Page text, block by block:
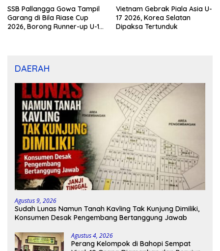
SSB Pallangga Gowa Tampil
Garang di Bila Riase Cup
2026, Borong Runner-up U-10
Vietnam Gebrak Piala Asia U-
17 2026, Korea Selatan
Dipaksa Tertunduk
DAERAH
Agustus 9, 2026
Sudah Lunas Namun Tanah Kavling Tak Kunjung Dimiliki,
Konsumen Desak Pengembang Bertanggung Jawab
Agustus 4, 2026
Perang Kelompok di Bahopi Sempat